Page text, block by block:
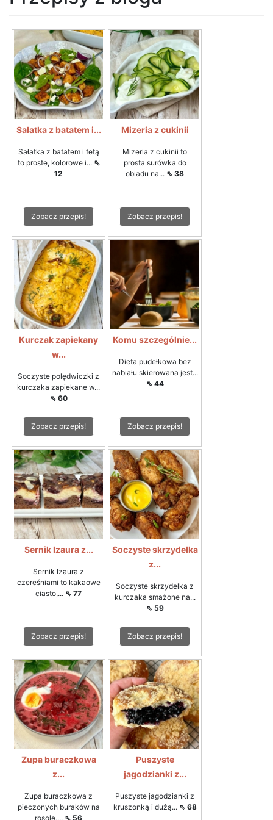
Sałatka z batatem i...
Sałatka z batatem i fetą
to proste, kolorowe i... ⇖
12
Zobacz przepis!
Mizeria z cukinii
Mizeria z cukinii to
prosta surówka do
obiadu na... ⇖ 38
Zobacz przepis!
Kurczak zapiekany
w...
Soczyste polędwiczki z
kurczaka zapiekane w...
⇖ 60
Zobacz przepis!
Komu szczególnie...
Dieta pudełkowa bez
nabiału skierowana jest...
⇖ 44
Zobacz przepis!
Sernik Izaura z...
Sernik Izaura z
czereśniami to kakaowe
ciasto,... ⇖ 77
Zobacz przepis!
Soczyste skrzydełka
z...
Soczyste skrzydełka z
kurczaka smażone na...
⇖ 59
Zobacz przepis!
Zupa buraczkowa
z...
Zupa buraczkowa z
pieczonych buraków na
rosole,... ⇖ 56
Puszyste
jagodzianki z...
Puszyste jagodzianki z
kruszonką i dużą... ⇖ 68